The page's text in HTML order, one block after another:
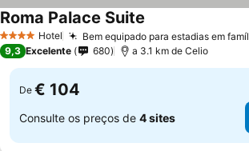
4 EstrelasHotel Bem equipado para estadias em
Roma Palace Suite
9,3 Excelente 680 a 3.1 km de Celio
De € 104
Consulte os preços de 4 sites